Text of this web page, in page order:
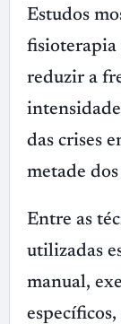
Estudos
fisioterapia
reduzir a
das crises
metade
Entre as
utilizadas
manual,